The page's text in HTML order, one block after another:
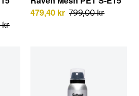
kr
479,40 kr 799,00 kr
| Pastel Lilac White | Women